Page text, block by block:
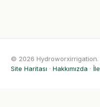
© 2026 Hydroworxirrigation.
Site Haritası · Hakkımızda ·